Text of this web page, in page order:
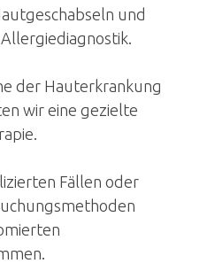
und
der Hauterkrankung
wir eine gezielte
Fällen oder